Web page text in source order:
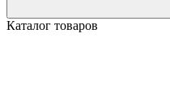
Каталог товаров